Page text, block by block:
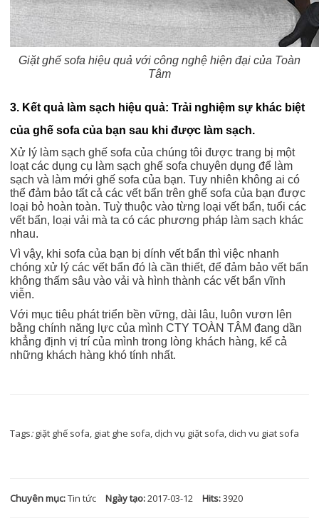
Giặt ghế sofa hiệu quả với công nghệ hiện đại của Toàn
Tâm
3. Kết quả làm sạch hiệu quả: Trải nghiệm sự khác biệt
của ghế sofa của bạn sau khi được làm sạch.
Xử lý làm sạch ghế sofa của chúng tôi được trang bị một
loạt các dụng cụ làm sạch ghế sofa chuyên dụng để làm
sạch và làm mới ghế sofa của bạn. Tuy nhiên không ai có
thể đảm bảo tất cả các vết bẩn trên ghế sofa của bạn được
loại bỏ hoàn toàn. Tuỳ thuộc vào từng loại vết bẩn, tuổi các
vết bẩn, loại vải mà ta có các phương pháp làm sạch khác
nhau.
Vì vậy, khi sofa của bạn bị dính vết bẩn thì việc nhanh
chóng xử lý các vết bẩn đó là cần thiết, để đảm bảo vết bẩn
không thấm sâu vào vải và hình thành các vết bẩn vĩnh
viễn.
Với mục tiêu phát triển bền vững, dài lâu, luôn vươn lên
bằng chính năng lực của mình CTY TOÀN TÂM đang dần
khẳng định vị trí của mình trong lòng khách hàng, kể cả
những khách hàng khó tính nhất.
Tags: giặt ghế sofa, giat ghe sofa, dịch vụ giặt sofa, dich vu giat sofa
Chuyên mục:Tin tức Ngày tạo:2017-03-12 Hits:3920